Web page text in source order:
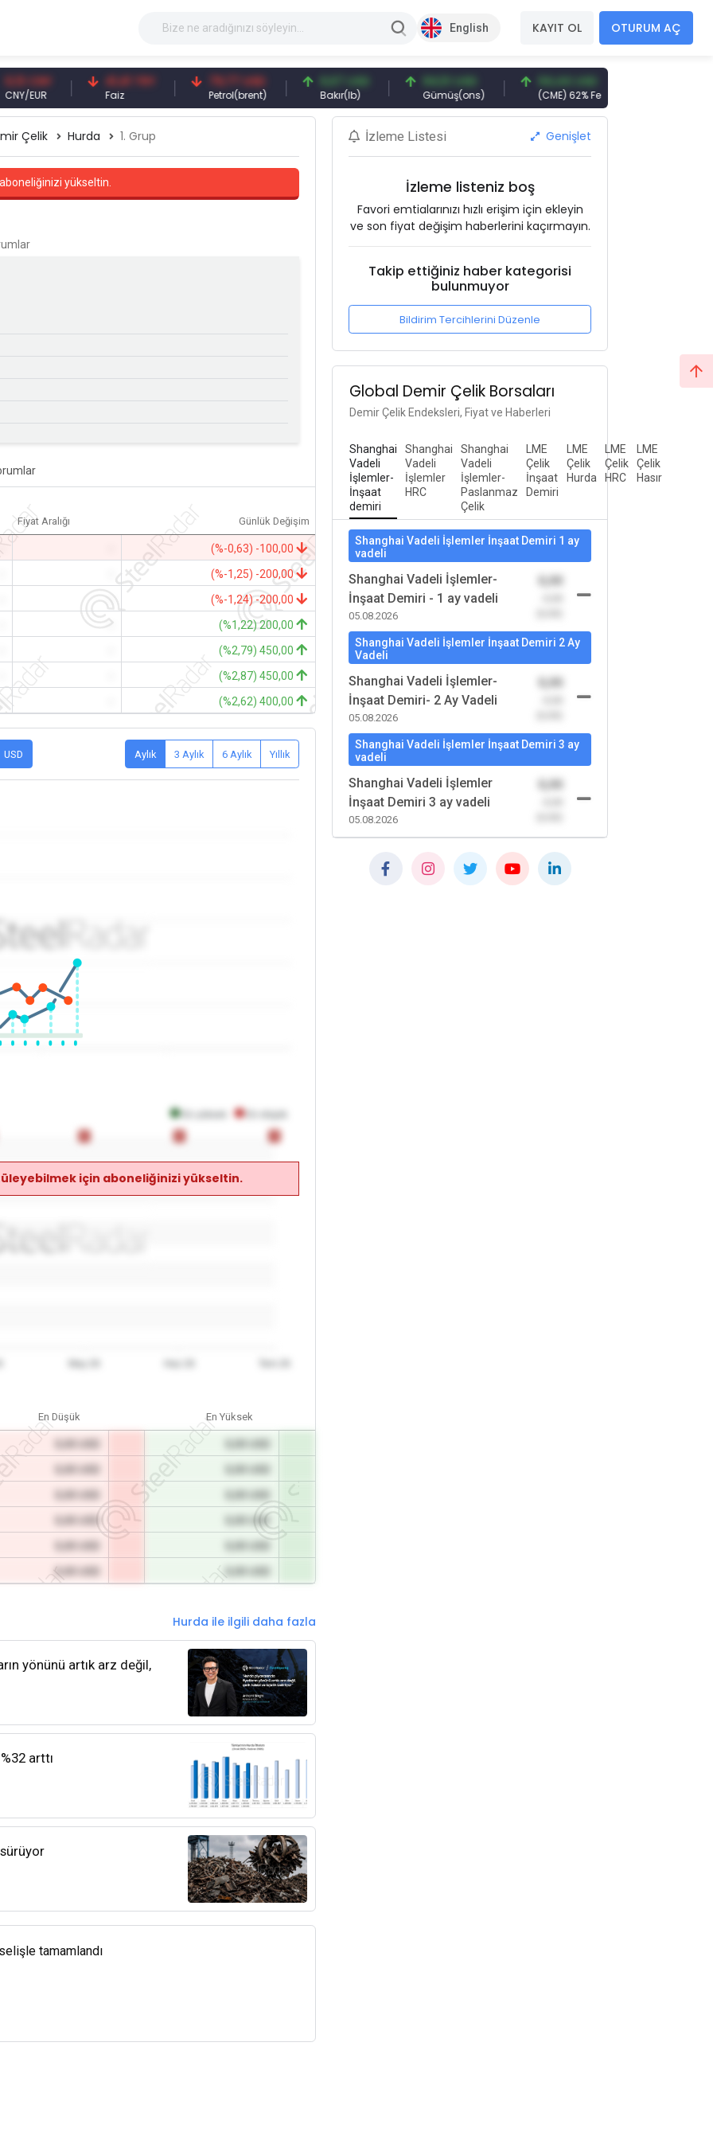
English KAYIT OL OTURUM AÇ
41,41 TRY
Faiz
79,77 USD
Petrol(brent)
6,67 USD
Bakır(lb)
94,51 USD
Gümüş(ons)
94,44 USD
(CME) 62% Fe
Çelik Hurda 1. Grup
yükseltin.
Fiyat Aralığı Günlük Değişim
(%-0,63) -100,00
(%-1,25) -200,00
-
(%-1,24) -200,00
-
(%1,22) 200,00
(%2,79) 450,00
(%2,87) 450,00
- (%2,62) 400,00
USD Aylık 3 Aylık 6 Aylık Yıllık
için aboneliğinizi yükseltin.
0 0 0
0 0 0
En Düşük En Yüksek
0,00 USD
0,00 USD
Hurda ile ilgili daha fazla
yönünü artık arz değil,
arttı
tamamlandı
İzleme Listesi Genişlet
İzleme listeniz boş
Favori emtialarınızı hızlı erişim için ekleyin
ve son fiyat değişim haberlerini kaçırmayın.
Takip ettiğiniz haber kategorisi
bulunmuyor
Bildirim Tercihlerini Düzenle
Global Demir Çelik Borsaları
Demir Çelik Endeksleri, Fiyat ve Haberleri
Shanghai
Vadeli
İşlemler-
İnşaat
demiri
Shanghai
Vadeli
İşlemler
HRC
Shanghai
Vadeli
İşlemler-
Paslanmaz
Çelik
LME
Çelik
İnşaat
Demiri
LME
Çelik
Hurda
LME
Çelik
HRC
LME
Çelik
Hasır
Shanghai Vadeli İşlemler İnşaat Demiri 1 ay
vadeli
Shanghai Vadeli İşlemler-
İnşaat Demiri - 1 ay vadeli
05.08.2026
Shanghai Vadeli İşlemler İnşaat Demiri 2 Ay
Vadeli
Shanghai Vadeli İşlemler-
İnşaat Demiri- 2 Ay Vadeli
05.08.2026
Shanghai Vadeli İşlemler İnşaat Demiri 3 ay
vadeli
Shanghai Vadeli İşlemler
İnşaat Demiri 3 ay vadeli
05.08.2026